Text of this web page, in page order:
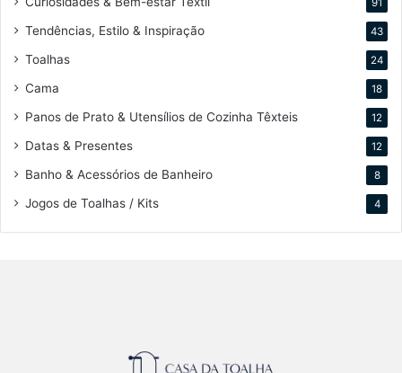
91
Tendências, Estilo & Inspiração 43
Toalhas 24
Cama 18
Panos de Prato & Utensílios de Cozinha Têxteis 12
Datas & Presentes 12
Banho & Acessórios de Banheiro 8
Jogos de Toalhas / Kits 4